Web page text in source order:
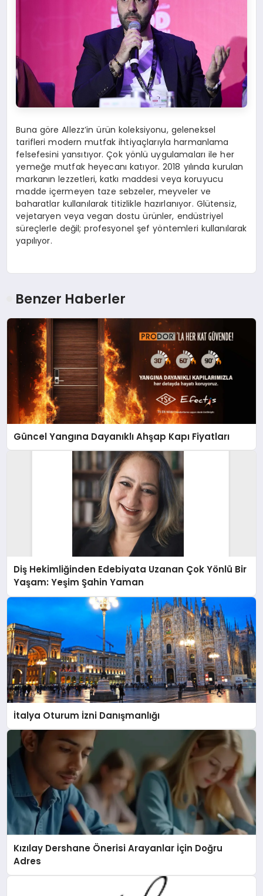
Buna göre Allezz’in ürün koleksiyonu, geleneksel
tarifleri modern mutfak ihtiyaçlarıyla harmanlama
felsefesini yansıtıyor. Çok yönlü uygulamaları ile her
yemeğe mutfak heyecanı katıyor. 2018 yılında kurulan
markanın lezzetleri, katkı maddesi veya koruyucu
madde içermeyen taze sebzeler, meyveler ve
baharatlar kullanılarak titizlikle hazırlanıyor. Glütensiz,
vejetaryen veya vegan dostu ürünler, endüstriyel
süreçlerle değil; profesyonel şef yöntemleri kullanılarak
yapılıyor.
Benzer Haberler
Güncel Yangına Dayanıklı Ahşap Kapı Fiyatları
Diş Hekimliğinden Edebiyata Uzanan Çok Yönlü Bir
Yaşam: Yeşim Şahin Yaman
İtalya Oturum İzni Danışmanlığı
Kızılay Dershane Önerisi Arayanlar İçin Doğru
Adres